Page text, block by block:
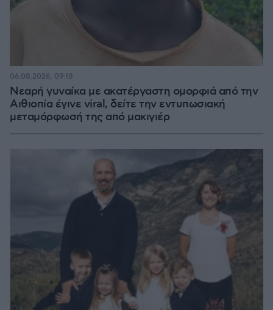
Νεαρή γυναίκα με ακατέργαστη ομορφιά από την
Αιθιοπία έγινε viral, δείτε την εντυπωσιακή
μεταμόρφωσή της από μακιγιέρ
06.08.2026, 09:18